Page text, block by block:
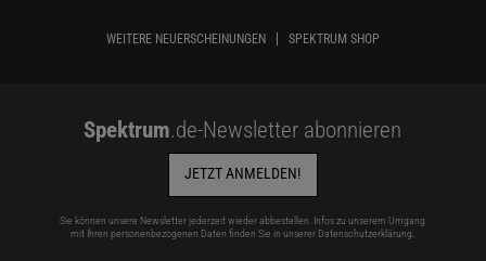
WEITERE NEUERSCHEINUNGEN SPEKTRUM SHOP
Spektrum.de-Newsletter abonnieren
JETZT ANMELDEN!
Sie können unsere Newsletter jederzeit wieder abbestellen. Infos zu unserem Umgang
mit Ihren personenbezogenen Daten finden Sie in unserer Datenschutzerklärung